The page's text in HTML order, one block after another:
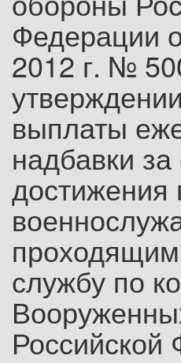
Федерации
2012 г. №
выплаты
надбавки
достижения
службу по
Российской